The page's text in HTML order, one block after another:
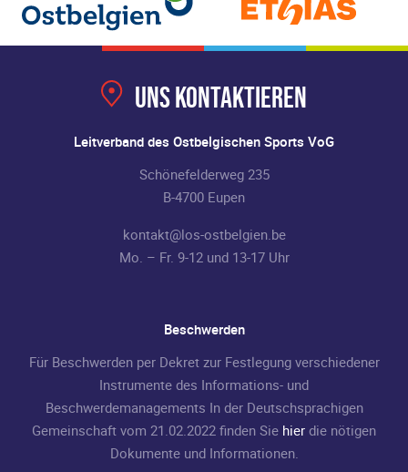
Uns kontaktieren
Leitverband des Ostbelgischen Sports VoG
Schönefelderweg 235
B-4700 Eupen
kontakt@los-ostbelgien.be
Mo. – Fr. 9-12 und 13-17 Uhr
Beschwerden
Für Beschwerden per Dekret zur Festlegung verschiedener
Instrumente des Informations- und
Beschwerdemanagements In der Deutschsprachigen
Gemeinschaft vom 21.02.2022 finden Sie hier die nötigen
Dokumente und Informationen.